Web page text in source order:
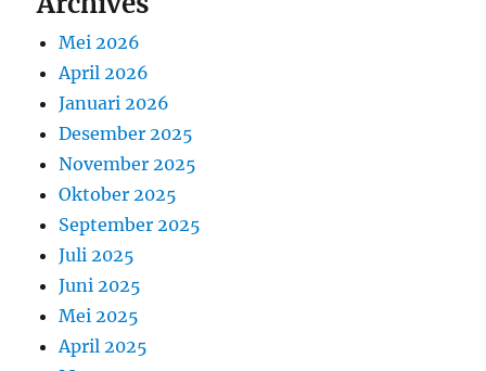
Mei 2026
April 2026
Januari 2026
Desember 2025
November 2025
Oktober 2025
September 2025
Juli 2025
Juni 2025
Mei 2025
April 2025